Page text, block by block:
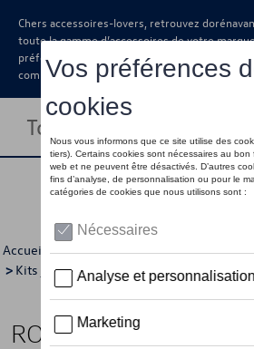
Chers accessoires-lovers, retrouvez
toute la gamme d’accessoires de votre
préférée sous forme de catalogue à
commander auprès de votre concessionaire.
Toggle navigation
Accueil >Catalogue Volkswagen >Jantes
> Kits jantes avec pneus >Kits d'hiver >
ROUES HIVER 19"